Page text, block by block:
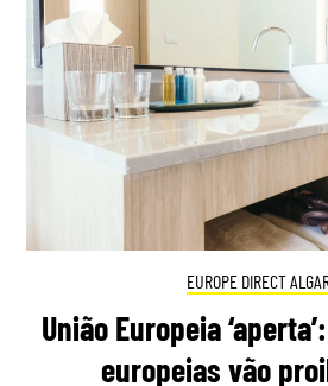
EUROPE DIRECT
União Europeia
europeias vão